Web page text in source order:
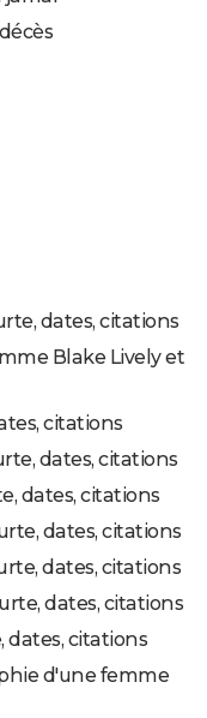
dates, citations
Blake Lively et
citations
dates, citations
dates, citations
dates, citations
dates, citations
dates, citations
dates, citations
d'une femme